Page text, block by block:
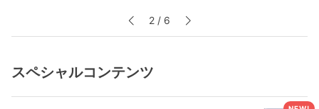
2 / 6
スペシャルコンテンツ